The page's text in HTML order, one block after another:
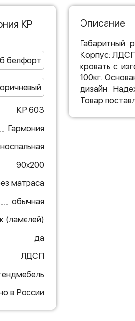
КР
белфорт
КР 603
Гармония
90х200
матраса
обычная
(ламелей)
да
ЛДСП
в России
Описание
Габаритный
Корпус:
кровать с
100кг.
дизайн.
Товар